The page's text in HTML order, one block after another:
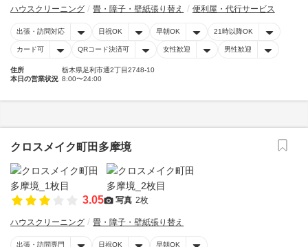
ハウスクリーニング
畳・障子・壁紙張り替え 便利屋・代行サービス
出張・訪問対応 日祝OK 早朝OK 21時以降OK
カード可 QRコード決済可 女性歓迎 男性歓迎
住所
栃木県足利市通2丁目2748-10
本日の営業状況 8:00〜24:00
クロスメイク町田多摩境
3.05 写真 2枚
ハウスクリーニング 畳・障子・壁紙張り替え
出張・訪問専門 日祝OK 早朝OK